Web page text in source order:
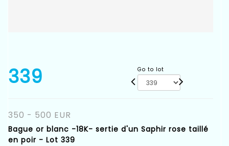
339 Go to lot
350 - 500 EUR
Bague or blanc -18K- sertie d'un Saphir rose taillé
en poir - Lot 339